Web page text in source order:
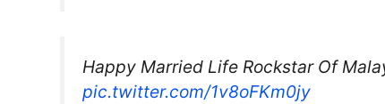
Happy Married Life Rockstar Of
pic.twitter.com/1v8oFKm0jy